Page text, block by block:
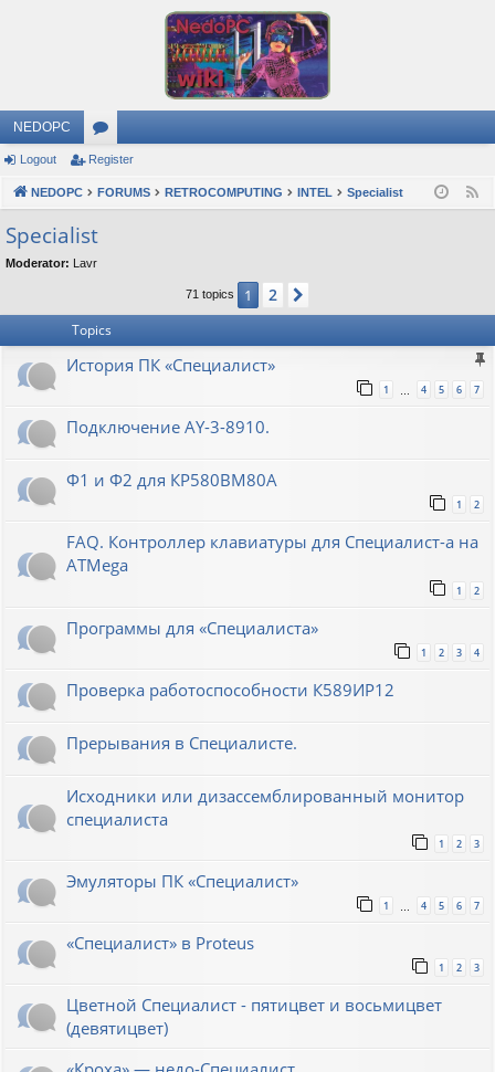
NEDOPC
or
u
m
s
Logout Register
NEDOPC FORUMS RETROCOMPUTING INTEL Specialist
Specialist
Moderator: Lavr
71 topics 1 2
Topics
История ПК «Специалист»
1 … 4 5 6 7
Подключение AY-3-8910.
Ф1 и Ф2 для КР580ВМ80А
1 2
FAQ. Контроллер клавиатуры для Специалист-а на
ATMega
1 2
Программы для «Специалиста»
1 2 3 4
Проверка работоспособности К589ИР12
Прерывания в Специалисте.
Исходники или дизассемблированный монитор
специалиста
1 2 3
Эмуляторы ПК «Специалист»
1 4 5 6 7
«Специалист» в Proteus
1 2 3
Цветной Специалист - пятицвет и восьмицвет
(девятицвет)